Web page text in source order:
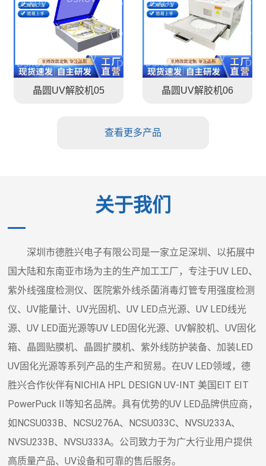
晶圆UV解胶机05 晶圆UV解胶机06
查看更多产品
关于我们
深圳市德胜兴电子有限公司是一家立足深圳、以拓展中
国大陆和东南亚市场为主的生产加工工厂，专注于UV LED、
紫外线强度检测仪、医院紫外线杀菌消毒灯管专用强度检测
仪、UV能量计、UV光固机、UV LED点光源、UV LED线光
源、UV LED面光源等UV LED固化光源、UV解胶机、UV固化
箱、晶圆贴膜机、晶圆扩膜机、紫外线防护装备、加装LED
UV固化光源等系列产品的生产和贸易。在UV LED领域，德
胜兴合作伙伴有NICHIA HPL DESIGN UV-INT 美国EIT EIT
PowerPuck II等知名品牌。具有优势的UV LED品牌供应商，
如NCSU033B、NCSU276A、NCSU033C、NVSU233A、
NVSU233B、NVSU333A。公司致力于为广大行业用户提供
高质量产品、UV设备和可靠的售后服务。